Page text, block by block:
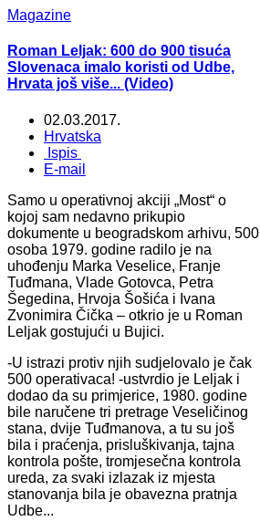
Magazine
Roman Leljak: 600 do 900 tisuća
Slovenaca imalo koristi od Udbe,
Hrvata još više... (Video)
02.03.2017.
Hrvatska
Ispis
E-mail
Samo u operativnoj akciji „Most“ o
kojoj sam nedavno prikupio
dokumente u beogradskom arhivu, 500
osoba 1979. godine radilo je na
uhođenju Marka Veselice, Franje
Tuđmana, Vlade Gotovca, Petra
Šegedina, Hrvoja Šošića i Ivana
Zvonimira Čička – otkrio je u Roman
Leljak gostujući u Bujici.
-U istrazi protiv njih sudjelovalo je čak
500 operativaca! -ustvrdio je Leljak i
dodao da su primjerice, 1980. godine
bile naručene tri pretrage Veseličinog
stana, dvije Tuđmanova, a tu su još
bila i praćenja, prisluškivanja, tajna
kontrola pošte, tromjesečna kontrola
ureda, za svaki izlazak iz mjesta
stanovanja bila je obavezna pratnja
Udbe...